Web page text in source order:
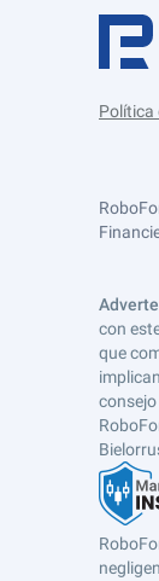
Política
con
que